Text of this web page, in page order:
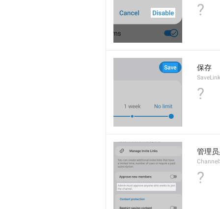
?
保存
?
管理
?